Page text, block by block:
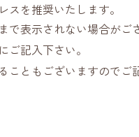
を推奨いたします。
で表示されない場合がご
記入下さい。
ともございますのでご